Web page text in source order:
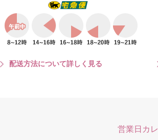
配送方法について詳しく見る
営業日カ